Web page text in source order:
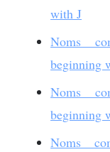
with J
Noms
beginning
Noms
beginning
Noms